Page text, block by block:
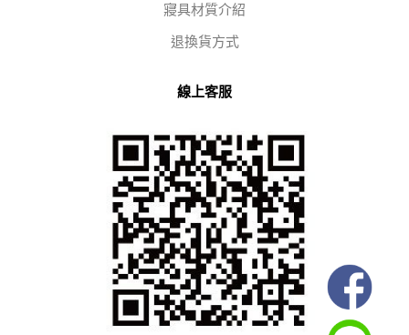
寢具材質介紹
退換貨方式
線上客服